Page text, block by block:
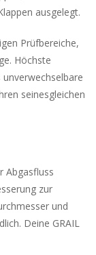
ausgelegt.
Prüfbereiche,
Höchste
seinesgleichen
Abgasfluss
zur
und
Deine GRAIL